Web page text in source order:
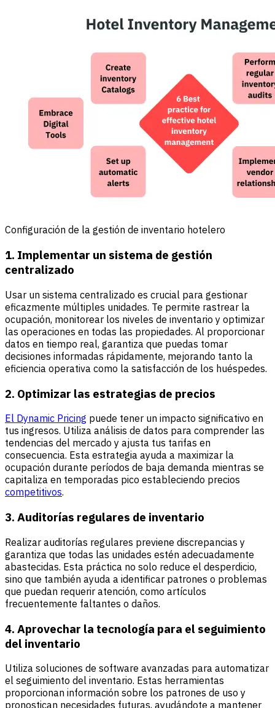
Configuración de la gestión de inventario hotelero
1. Implementar un sistema de gestión
centralizado
Usar un sistema centralizado es crucial para gestionar
eficazmente múltiples unidades. Te permite rastrear la
ocupación, monitorear los niveles de inventario y optimizar
las operaciones en todas las propiedades. Al proporcionar
datos en tiempo real, garantiza que puedas tomar
decisiones informadas rápidamente, mejorando tanto la
eficiencia operativa como la satisfacción de los huéspedes.
2. Optimizar las estrategias de precios
El Dynamic Pricing puede tener un impacto significativo en
tus ingresos. Utiliza análisis de datos para comprender las
tendencias del mercado y ajusta tus tarifas en
consecuencia. Esta estrategia ayuda a maximizar la
ocupación durante períodos de baja demanda mientras se
capitaliza en temporadas pico estableciendo precios
competitivos.
3. Auditorías regulares de inventario
Realizar auditorías regulares previene discrepancias y
garantiza que todas las unidades estén adecuadamente
abastecidas. Esta práctica no solo reduce el desperdicio,
sino que también ayuda a identificar patrones o problemas
que puedan requerir atención, como artículos
frecuentemente faltantes o daños.
4. Aprovechar la tecnología para el seguimiento
del inventario
Utiliza soluciones de software avanzadas para automatizar
el seguimiento del inventario. Estas herramientas
proporcionan información sobre los patrones de uso y
pronostican necesidades futuras, ayudándote a mantener